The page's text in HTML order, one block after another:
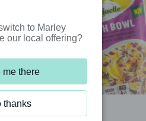
Art
to Marley
our local offering?
me there
thanks